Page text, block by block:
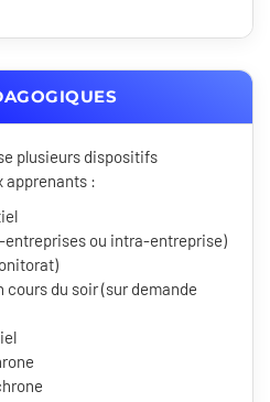
plusieurs dispositifs
apprenants :
entreprises ou intra-entreprise)
cours du soir (sur demande